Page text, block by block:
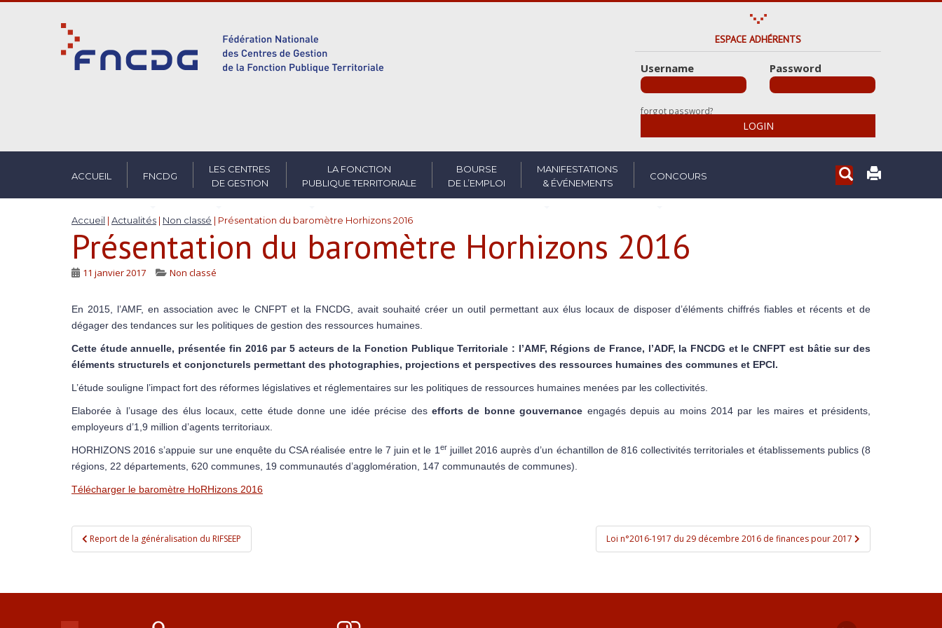
n
n
ESPACE ADHÉRENTS
Username Password
forgot password?
LOGIN
ACCUEIL FNCDG
LES CENTRES
DE GESTION
LA FONCTION
PUBLIQUE TERRITORIALE
BOURSE
DE L’EMPLOI
MANIFESTATIONS
& ÉVÉNEMENTS
CONCOURS
Accueil | Actualités | Non classé | Présentation du baromètre Horhizons 2016
Présentation du baromètre Horhizons 2016
11 janvier 2017 Non classé
En 2015, l’AMF, en association avec le CNFPT et la FNCDG, avait souhaité créer un outil permettant aux élus locaux de disposer d’éléments chiffrés fiables et récents et de
dégager des tendances sur les politiques de gestion des ressources humaines.
Cette étude annuelle, présentée fin 2016 par 5 acteurs de la Fonction Publique Territoriale : l’AMF, Régions de France, l’ADF, la FNCDG et le CNFPT est bâtie sur des
éléments structurels et conjoncturels permettant des photographies, projections et perspectives des ressources humaines des communes et EPCI.
L’étude souligne l’impact fort des réformes législatives et réglementaires sur les politiques de ressources humaines menées par les collectivités.
Elaborée à l’usage des élus locaux, cette étude donne une idée précise des efforts de bonne gouvernance engagés depuis au moins 2014 par les maires et présidents,
employeurs d’1,9 million d’agents territoriaux.
HORHIZONS 2016 s’appuie sur une enquête du CSA réalisée entre le 7 juin et le 1 erjuillet 2016 auprès d’un échantillon de 816 collectivités territoriales et établissements publics (8
régions, 22 départements, 620 communes, 19 communautés d’agglomération, 147 communautés de communes).
Télécharger le baromètre HoRHizons 2016
Navigation de l’article
Report de la généralisation du RIFSEEP Loi n°2016-1917 du 29 décembre 2016 de finances pour 2017